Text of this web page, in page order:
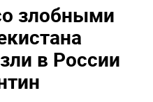
злобными
в России